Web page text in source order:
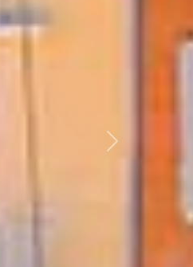
Suivant